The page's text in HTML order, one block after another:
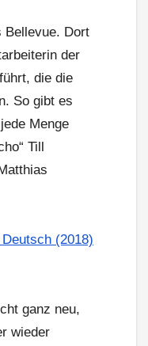
Bellevue. Dort
der
die die
So gibt es
Menge
Till
(2018)
ganz neu,
wieder